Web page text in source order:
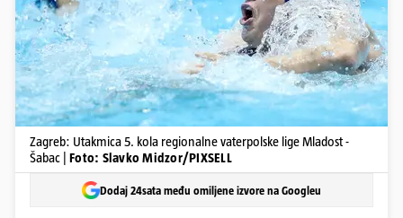
Zagreb: Utakmica 5. kola regionalne vaterpolske lige Mladost -
Šabac | Foto: Slavko Midzor/PIXSELL
Dodaj 24sata među omiljene izvore na Googleu